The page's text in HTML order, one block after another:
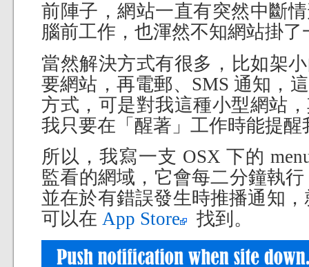
前陣子，網站一直有突然中斷
腦前工作，也渾然不知網站掛
當然解決方式有很多，比如架
要網站，再電郵、SMS 通知，
方式，可是對我這種小型網站
我只要在「醒著」工作時能提
所以，我寫一支 OSX 下的
監看的網域，它會每二分鐘執行
並在於有錯誤發生時推播通知
可以在 App Store 找到。